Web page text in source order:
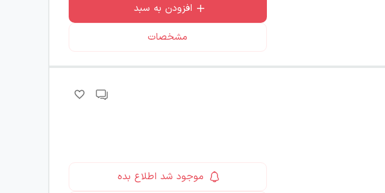
افزودن به سبد
مشخصات
موجود شد اطلاع بده